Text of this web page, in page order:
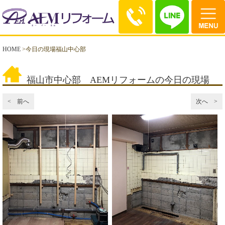
HOME >今日の現場福山中心部
福山市中心部 AEMリフォームの今日の現場
< 前へ 次へ >